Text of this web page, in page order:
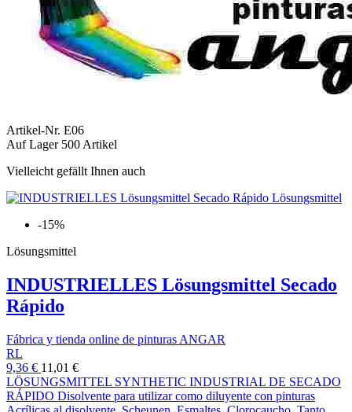
Artikel-Nr. E06
Auf Lager 500 Artikel
Vielleicht gefällt Ihnen auch
-15%
Lösungsmittel
INDUSTRIELLES Lösungsmittel Secado
Rápido
Fábrica y tienda online de pinturas ANGAR
RL
9,36 € 11,01 €
LÖSUNGSMITTEL SYNTHETIC INDUSTRIAL DE SECADO
RÁPIDO Disolvente para utilizar como diluyente con pinturas